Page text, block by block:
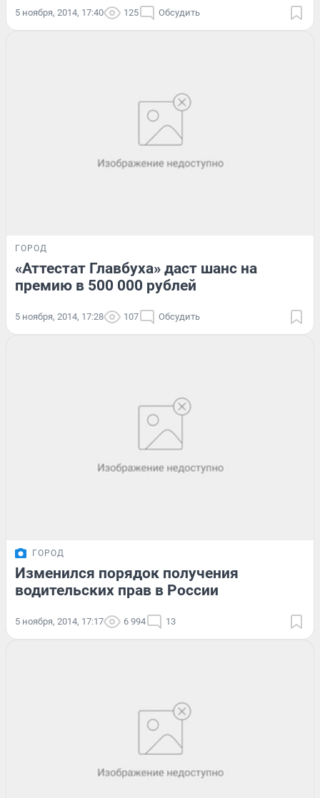
5 ноября, 2014, 17:40 125 Обсудить
ГОРОД
«Аттестат Главбуха» даст шанс на
премию в 500 000 рублей
5 ноября, 2014, 17:28 107 Обсудить
ГОРОД
Изменился порядок получения
водительских прав в России
5 ноября, 2014, 17:17 6 994 13